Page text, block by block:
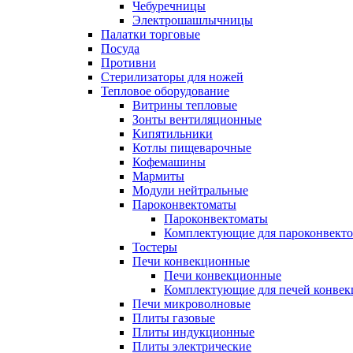
Чебуречницы
Электрошашлычницы
Палатки торговые
Посуда
Противни
Стерилизаторы для ножей
Тепловое оборудование
Витрины тепловые
Зонты вентиляционные
Кипятильники
Котлы пищеварочные
Кофемашины
Мармиты
Модули нейтральные
Пароконвектоматы
Пароконвектоматы
Комплектующие для
Тостеры
Печи конвекционные
Печи конвекционные
Комплектующие для печей
Печи микроволновые
Плиты газовые
Плиты индукционные
Плиты электрические